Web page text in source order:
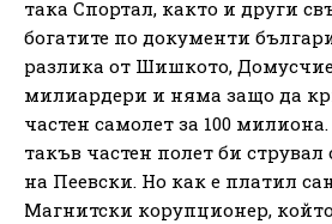
така Спортал, както и други
богатите по документи
разлика от Шишкото,
милиардери и няма защо да
частен самолет за 100
такъв частен полет би струвал
на Пеевски. Но как е платил
Магнитски корупционер,